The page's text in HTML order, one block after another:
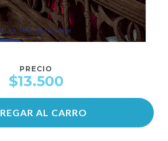
PRECIO
$13.500
AL CARRO